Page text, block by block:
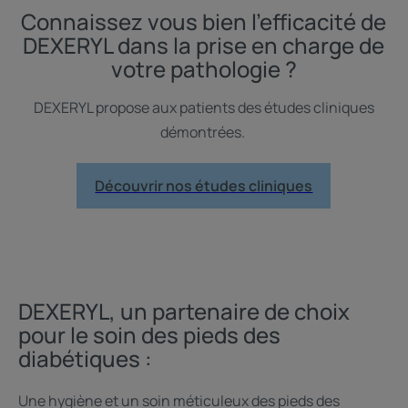
Connaissez vous bien l’efficacité de
DEXERYL dans la prise en charge de
votre pathologie ?
DEXERYL propose aux patients des études cliniques
démontrées.
Découvrir nos études cliniques
DEXERYL, un partenaire de choix
pour le soin des pieds des
diabétiques :
Une hygiène et un soin méticuleux des pieds des